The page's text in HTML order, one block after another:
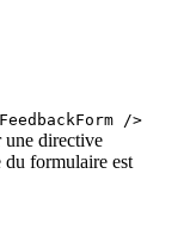
/>
une directive
formulaire est